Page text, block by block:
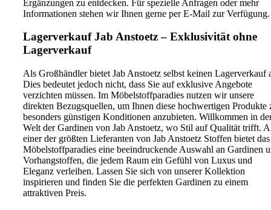
Ergänzungen zu entdecken. Für spezielle Anfragen oder mehr
Informationen stehen wir Ihnen gerne per E-Mail zur Verfügung.
Lagerverkauf Jab Anstoetz – Exklusivität ohne
Lagerverkauf
Als Großhändler bietet Jab Anstoetz selbst keinen Lagerverkauf
Dies bedeutet jedoch nicht, dass Sie auf exklusive Angebote
verzichten müssen. Im Möbelstoffparadies nutzen wir unsere
direkten Bezugsquellen, um Ihnen diese hochwertigen Produkte
besonders günstigen Konditionen anzubieten. Willkommen in
Welt der Gardinen von Jab Anstoetz, wo Stil auf Qualität trifft.
einer der größten Lieferanten von Jab Anstoetz Stoffen bietet das
Möbelstoffparadies eine beeindruckende Auswahl an Gardinen
Vorhangstoffen, die jedem Raum ein Gefühl von Luxus und
Eleganz verleihen. Lassen Sie sich von unserer Kollektion
inspirieren und finden Sie die perfekten Gardinen zu einem
attraktiven Preis.